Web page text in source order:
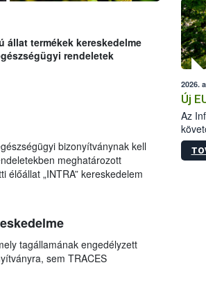
állat termékek kereskedelme
rendeletek
bizonyítványnak kell
meghatározott
„INTRA” kereskedelem
tagállamának engedélyzett
sem TRACES
a
2026.
Új
Az